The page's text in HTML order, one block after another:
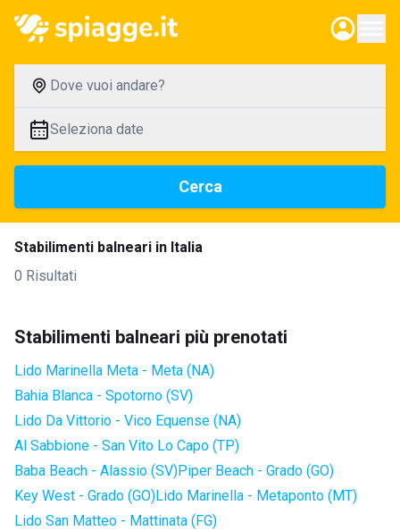
Dove vuoi andare?
Seleziona date
Cerca
Stabilimenti balneari in Italia
0 Risultati
Stabilimenti balneari più prenotati
Lido Marinella Meta - Meta (NA)
Bahia Blanca - Spotorno (SV)
Lido Da Vittorio - Vico Equense (NA)
Al Sabbione - San Vito Lo Capo (TP)
Baba Beach - Alassio (SV)Piper Beach - Grado (GO)
Key West - Grado (GO)Lido Marinella - Metaponto (MT)
Lido San Matteo - Mattinata (FG)